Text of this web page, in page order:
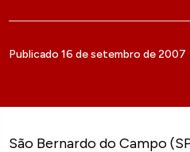
Publicado 16 de setembro de 2007
São Bernardo do Campo